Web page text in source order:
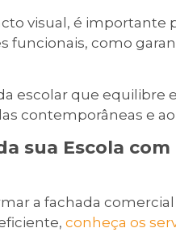
visual, é importante
funcionais, como
escolar que equilibre
contemporâneas e
sua Escola
a fachada
conheça os